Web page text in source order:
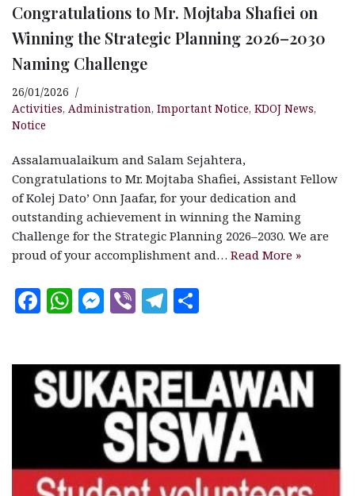
Congratulations to Mr. Mojtaba Shafiei on
Winning the Strategic Planning 2026–2030
Naming Challenge
26/01/2026
Activities, Administration, Important Notice, KDOJ News,
Notice
Assalamualaikum and Salam Sejahtera,
Congratulations to Mr. Mojtaba Shafiei, Assistant Fellow
of Kolej Dato’ Onn Jaafar, for your dedication and
outstanding achievement in winning the Naming
Challenge for the Strategic Planning 2026–2030. We are
proud of your accomplishment and… Read More »
F
e
b
k
W
s
A
M
n
g
e
r
V
r
T
g
ra
m
r
e